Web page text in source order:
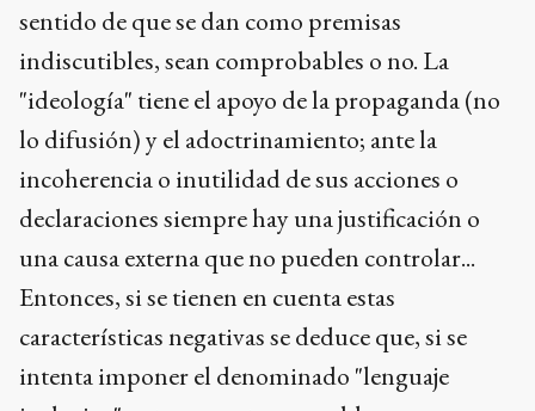
sentido de que se dan como premisas
indiscutibles, sean comprobables o no. La
"ideología" tiene el apoyo de la propaganda (no
lo difusión) y el adoctrinamiento; ante la
incoherencia o inutilidad de sus acciones o
declaraciones siempre hay una justificación o
una causa externa que no pueden controlar...
Entonces, si se tienen en cuenta estas
características negativas se deduce que, si se
intenta imponer el denominado "lenguaje